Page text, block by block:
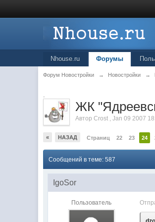
Nhouse.ru Форумы
Форум Новостройки → Новостройки →
.
ЖК
АвторCrost ,Jan 09 2007
« НАЗАД Страниц 22 23 24
Сообщений в теме: 587
IgoSor
Пользователь